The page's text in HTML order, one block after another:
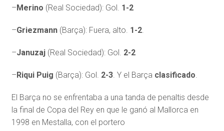
–Merino (Real Sociedad): Gol. 1-2
–Griezmann(Barça): Fuera, alto. 1-2.
–Januzaj(Real Sociedad): Gol. 2-2
–Riqui Puig (Barça): Gol. 2-3. Y el Barça clasificado
El Barça no se enfrentaba a una tanda de penaltis desde
la final de Copa del Rey en que le ganó al Mallorca en
1998 en Mestalla, con el portero